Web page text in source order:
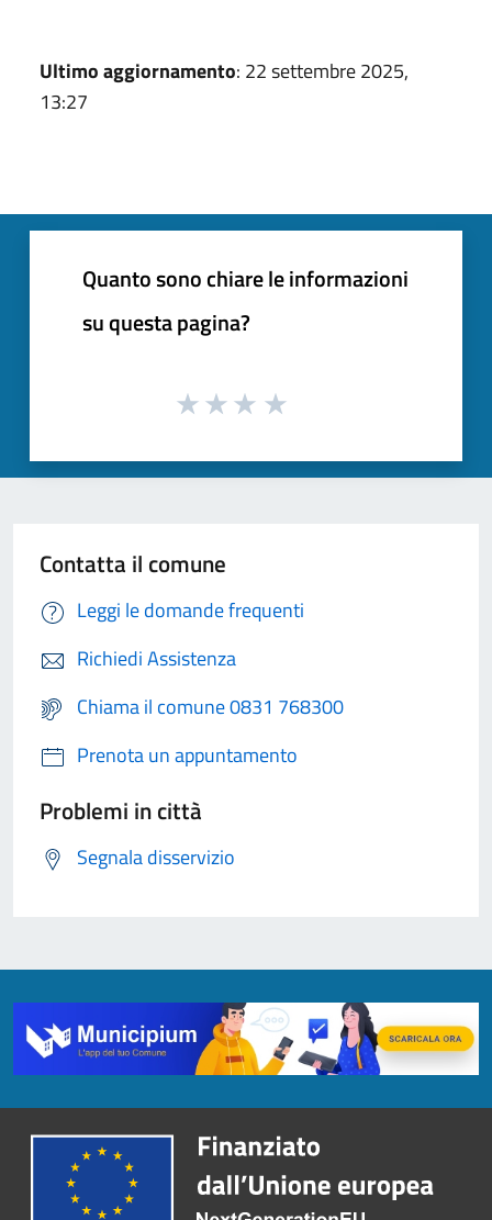
Ultimo aggiornamento: 22 settembre 2025,
13:27
Quanto sono chiare le informazioni
su questa pagina?
Contatta il comune
Leggi le domande frequenti
Richiedi Assistenza
Chiama il comune 0831 768300
Prenota un appuntamento
Problemi in città
Segnala disservizio